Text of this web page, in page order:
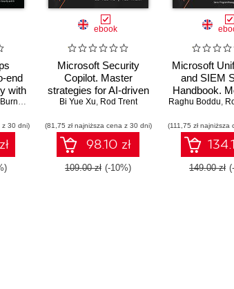
end
with
Rod Trent
z 30 dni)
ebook
Microsoft Security
Copilot. Master
strategies for AI-driven
cyber defense
Bi Yue Xu, Rod Trent
(81,75 zł najniższa cena z 30 dni)
98.10 zł
109.00 zł (-10%)
Microsoft
and SIEM
Handbook.
and build a
Raghu Boddu,
(111,75 zł najniższa
149.00 zł